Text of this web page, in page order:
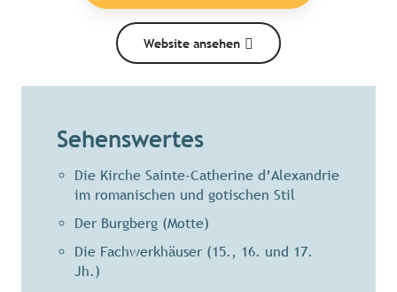
Website ansehen
Sehenswertes
Die Kirche Sainte-Catherine d’Alexandrie
im romanischen und gotischen Stil
Der Burgberg (Motte)
Die Fachwerkhäuser (15., 16. und 17.
Jh.)